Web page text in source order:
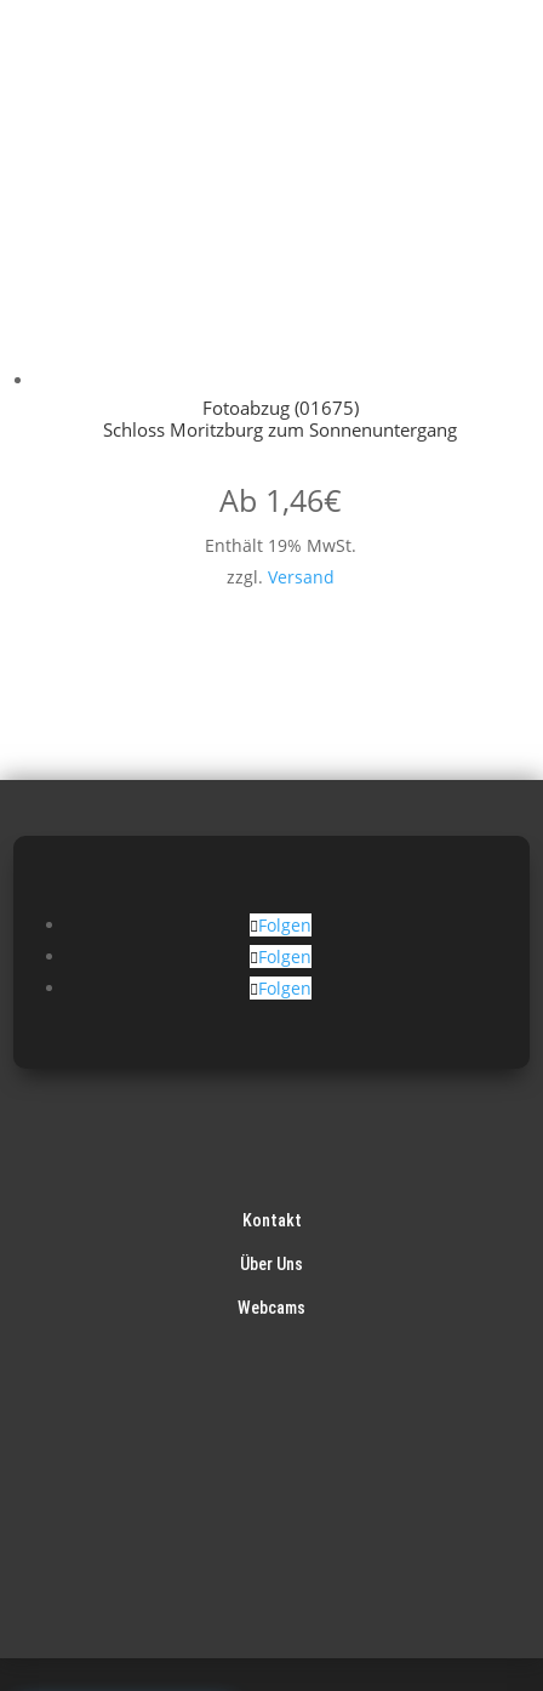
Fotoabzug (01675)
Schloss Moritzburg zum Sonnenuntergang
Ab 1,46€
Enthält 19% MwSt.
zzgl. Versand
Folgen
Folgen
Folgen
Kontakt
Über Uns
Webcams